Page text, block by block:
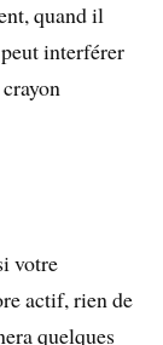
quand il
interférer
votre
actif, rien de
quelques